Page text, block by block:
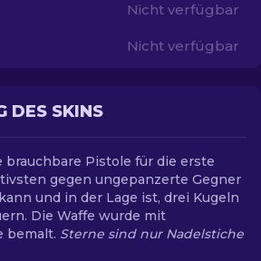
Nicht verfügbar
Nicht verfügbar
DES SKINS
brauchbare Pistole für die erste
gegen ungepanzerte Gegner
und in der Lage ist, drei Kugeln
Die Waffe wurde mit
bemalt. Sterne sind nur Nadelstiche